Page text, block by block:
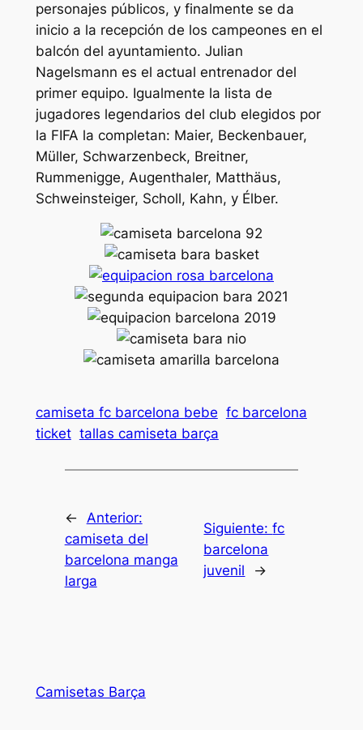
personajes públicos, y finalmente se da
inicio a la recepción de los campeones en el
balcón del ayuntamiento. Julian
Nagelsmann es el actual entrenador del
primer equipo. Igualmente la lista de
jugadores legendarios del club elegidos por
la FIFA la completan: Maier, Beckenbauer,
Müller, Schwarzenbeck, Breitner,
Rummenigge, Augenthaler, Matthäus,
Schweinsteiger, Scholl, Kahn, y Élber.
camiseta fc barcelona bebe fc barcelona
ticket tallas camiseta barça
←
Anterior:
camiseta del
barcelona manga
larga
Siguiente:fc
barcelona
juvenil
→
Camisetas Barça